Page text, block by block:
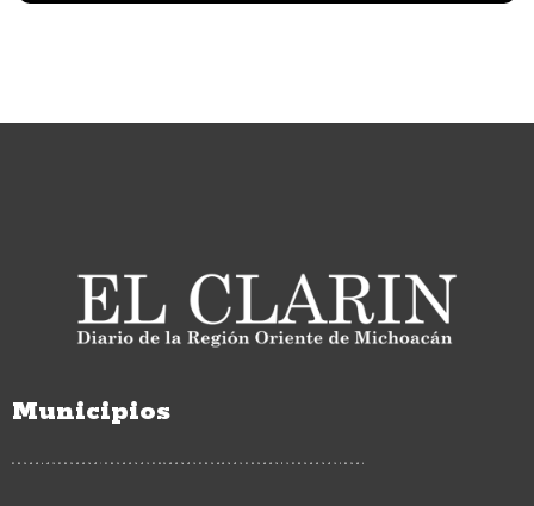
Municipios